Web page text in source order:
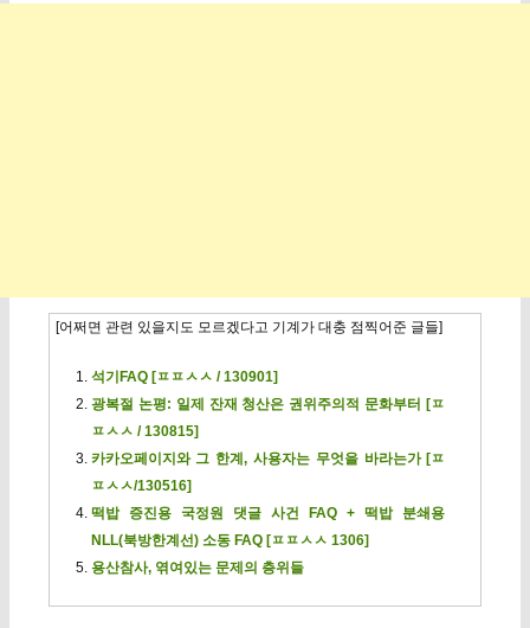
[어쩌면 관련 있을지도 모르겠다고 기계가 대충 점찍어준 글들]
석기FAQ [ㅍㅍㅅㅅ / 130901]
광복절 논평: 일제 잔재 청산은 권위주의적 문화부터 [ㅍ
ㅍㅅㅅ / 130815]
카카오페이지와 그 한계, 사용자는 무엇을 바라는가 [ㅍ
ㅍㅅㅅ/130516]
떡밥 증진용 국정원 댓글 사건 FAQ + 떡밥 분쇄용
NLL(북방한계선) 소동 FAQ [ㅍㅍㅅㅅ 1306]
용산참사, 엮여있는 문제의 층위들